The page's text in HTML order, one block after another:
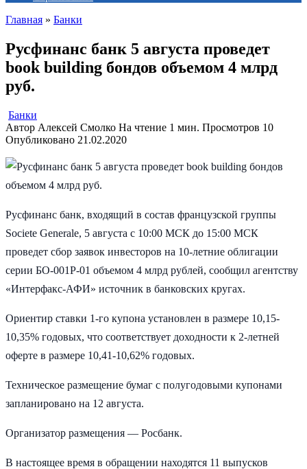
Главная » Банки
Русфинанс банк 5 августа проведет
book building бондов объемом 4 млрд
руб.
Банки
Автор Алексей Смолко На чтение 1 мин. Просмотров 10
Опубликовано 21.02.2020
Русфинанс банк, входящий в состав французской группы
Societe Generale, 5 августа с 10:00 МСК до 15:00 МСК
проведет сбор заявок инвесторов на 10-летние облигации
серии БО-001Р-01 объемом 4 млрд рублей, сообщил агентству
«Интерфакс-АФИ» источник в банковских кругах.
Ориентир ставки 1-го купона установлен в размере 10,15-
10,35% годовых, что соответствует доходности к 2-летней
оферте в размере 10,41-10,62% годовых.
Техническое размещение бумаг с полугодовыми купонами
запланировано на 12 августа.
Организатор размещения — Росбанк.
В настоящее время в обращении находятся 11 выпусков